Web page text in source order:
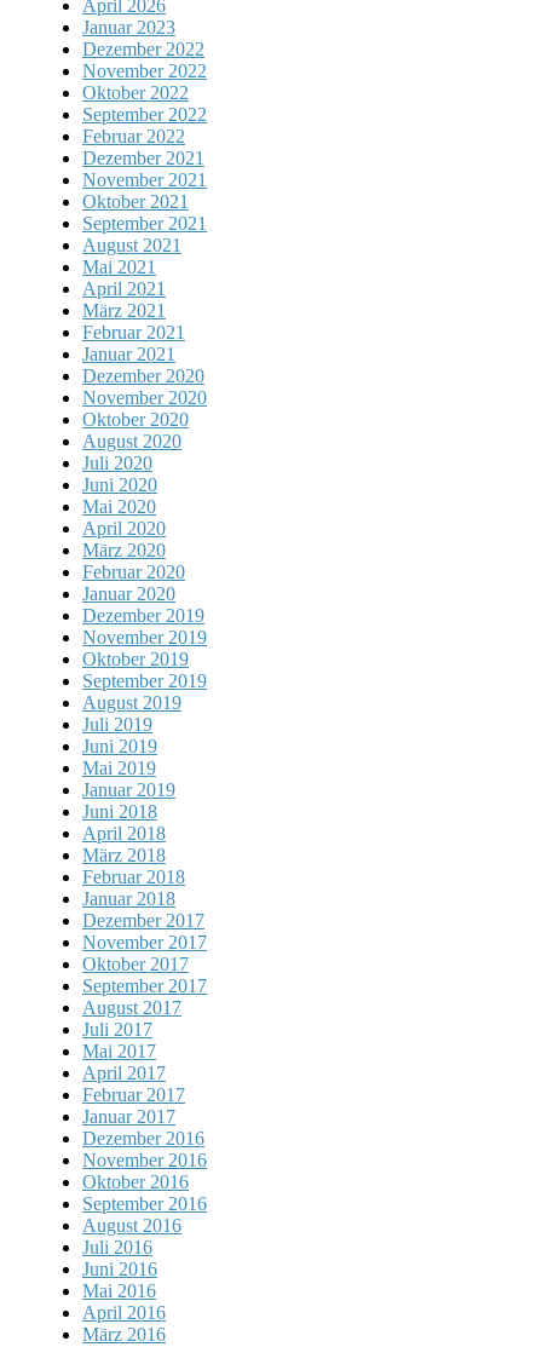
April 2026
Januar 2023
Dezember 2022
November 2022
Oktober 2022
September 2022
Februar 2022
Dezember 2021
November 2021
Oktober 2021
September 2021
August 2021
Mai 2021
April 2021
März 2021
Februar 2021
Januar 2021
Dezember 2020
November 2020
Oktober 2020
August 2020
Juli 2020
Juni 2020
Mai 2020
April 2020
März 2020
Februar 2020
Januar 2020
Dezember 2019
November 2019
Oktober 2019
September 2019
August 2019
Juli 2019
Juni 2019
Mai 2019
Januar 2019
Juni 2018
April 2018
März 2018
Februar 2018
Januar 2018
Dezember 2017
November 2017
Oktober 2017
September 2017
August 2017
Juli 2017
Mai 2017
April 2017
Februar 2017
Januar 2017
Dezember 2016
November 2016
Oktober 2016
September 2016
August 2016
Juli 2016
Juni 2016
Mai 2016
April 2016
März 2016